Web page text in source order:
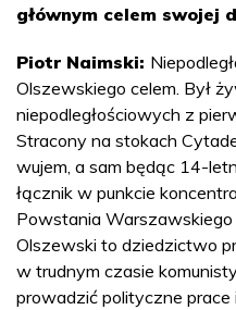
głównym celem swojej
Piotr Naimski:
Olszewskiego celem. Był
niepodległościowych z
Stracony na stokach
wujem, a sam będąc 14-
łącznik w punkcie
Powstania
Olszewski to dziedzictwo
w trudnym czasie
prowadzić polityczne